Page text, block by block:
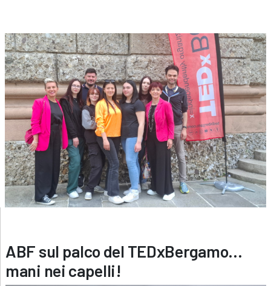
ABF sul palco del TEDxBergamo…
mani nei capelli!